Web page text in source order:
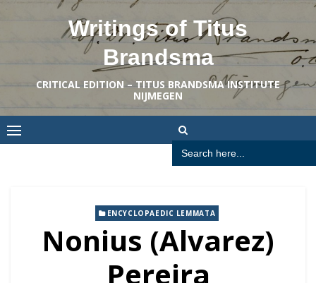
Writings of Titus
Brandsma
CRITICAL EDITION – TITUS BRANDSMA INSTITUTE
NIJMEGEN
Search
for:
ENCYCLOPAEDIC LEMMATA
Nonius (Alvarez)
Pereira